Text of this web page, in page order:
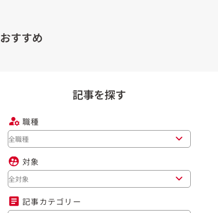
おすすめ
記事を探す
職種
全職種
対象
全対象
記事カテゴリー